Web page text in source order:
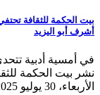
بيت الحكمة للثقافة
أشرف أبو اليزيد
في أمسية أدبية
نشر بيت الحكمة
الأربعاء، 30 يوليو 2025، ندوة لمناقشة رواية الناشئة “أبي…